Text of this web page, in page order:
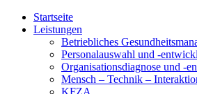
Startseite
Leistungen
Betriebliches
Personalauswahl und -
Organisationsdiagnose und -
Mensch – Technik –
KFZA